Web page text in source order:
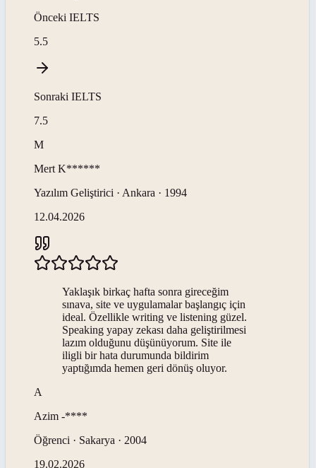
Önceki IELTS
5.5
Sonraki IELTS
7.5
M
Mert K******
Yazılım Geliştirici · Ankara · 1994
12.04.2026
Yaklaşık birkaç hafta sonra gireceğim
sınava, site ve uygulamalar başlangıç için
ideal. Özellikle writing ve listening güzel.
Speaking yapay zekası daha geliştirilmesi
lazım olduğunu düşünüyorum. Site ile
iligli bir hata durumunda bildirim
yaptığımda hemen geri dönüş oluyor.
A
Azim -****
Öğrenci · Sakarya · 2004
19.02.2026